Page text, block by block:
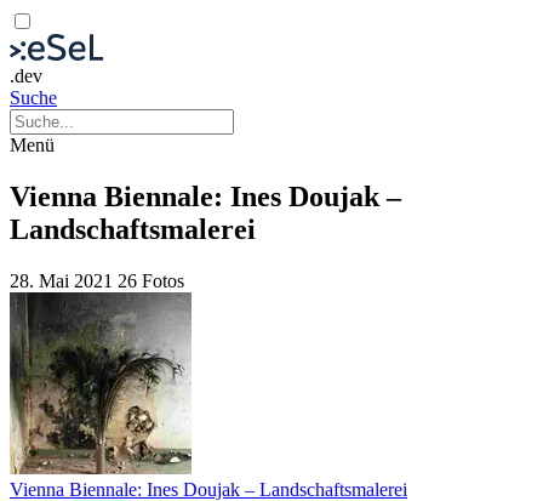
.dev
Suche
Menü
Vienna Biennale: Ines Doujak –
Landschaftsmalerei
28. Mai 2021 26 Fotos
Vienna Biennale: Ines Doujak – Landschaftsmalerei